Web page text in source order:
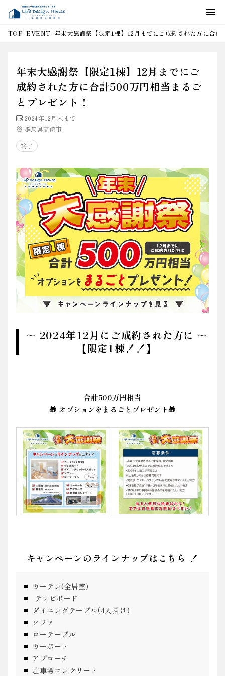
TOP EVENT 年末大感謝祭【限定1棟】12月までにご成約された方に合
年末大感謝祭【限定1棟】12月までにご
成約された方に合計500万円相当まるご
とプレゼント！
2024年12月末まで
群馬県高崎市
終了
～ 2024年12月にご成約された方に ～
【限定1棟！！】
合計500万円相当
🎁 オプションをまるごとプレゼント🎁
キャンペーンのラインナップはこちら ！
カーテン(全居室)
テレビボード
ダイニングテーブル(4人掛け)
ソファ
ローテーブル
カーポート
アプローチ
駐車場コンクリート